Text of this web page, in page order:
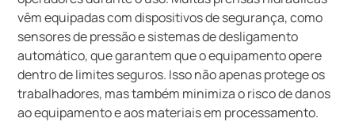
vêm equipadas com dispositivos de segurança, como
sensores de pressão e sistemas de desligamento
automático, que garantem que o equipamento opere
dentro de limites seguros. Isso não apenas protege os
trabalhadores, mas também minimiza o risco de danos
ao equipamento e aos materiais em processamento.